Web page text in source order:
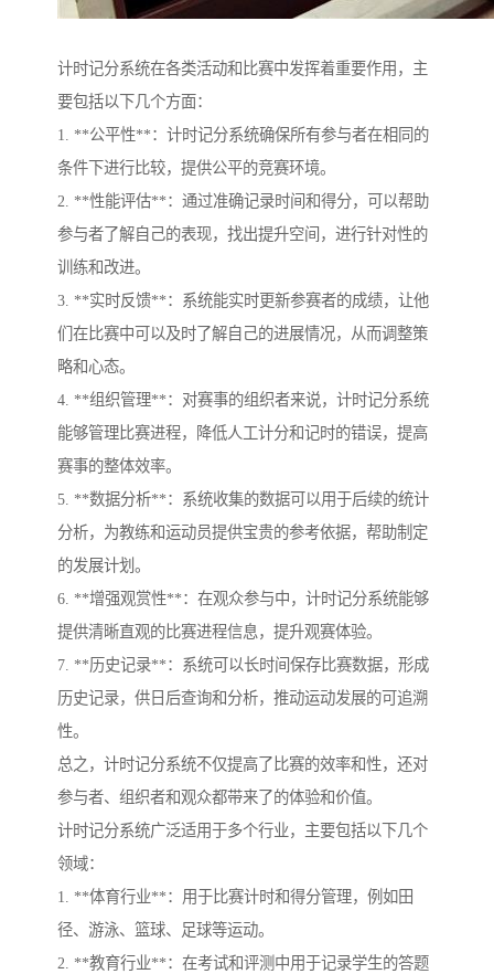
计时记分系统在各类活动和比赛中发挥着重要作用，主
要包括以下几个方面：
1. **公平性**：计时记分系统确保所有参与者在相同的
条件下进行比较，提供公平的竞赛环境。
2. **性能评估**：通过准确记录时间和得分，可以帮助
参与者了解自己的表现，找出提升空间，进行针对性的
训练和改进。
3. **实时反馈**：系统能实时更新参赛者的成绩，让他
们在比赛中可以及时了解自己的进展情况，从而调整策
略和心态。
4. **组织管理**：对赛事的组织者来说，计时记分系统
能够管理比赛进程，降低人工计分和记时的错误，提高
赛事的整体效率。
5. **数据分析**：系统收集的数据可以用于后续的统计
分析，为教练和运动员提供宝贵的参考依据，帮助制定
的发展计划。
6. **增强观赏性**：在观众参与中，计时记分系统能够
提供清晰直观的比赛进程信息，提升观赛体验。
7. **历史记录**：系统可以长时间保存比赛数据，形成
历史记录，供日后查询和分析，推动运动发展的可追溯
性。
总之，计时记分系统不仅提高了比赛的效率和性，还对
参与者、组织者和观众都带来了的体验和价值。
计时记分系统广泛适用于多个行业，主要包括以下几个
领域：
1. **体育行业**：用于比赛计时和得分管理，例如田
径、游泳、篮球、足球等运动。
2. **教育行业**：在考试和评测中用于记录学生的答题